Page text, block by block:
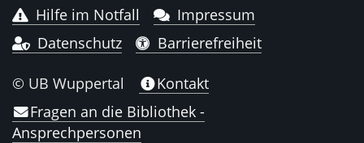
Hilfe im Notfall
Impressum
Datenschutz
Barrierefreiheit
© UB Wuppertal
Kontakt
Fragen an die Bibliothek -
Ansprechpersonen